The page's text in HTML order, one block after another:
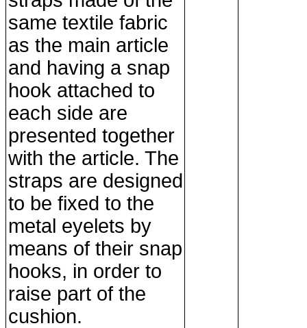
same textile fabric
as the main article
and having a snap
hook attached to
each side are
presented to­gether
with the article. The
straps are designed
to be fixed to the
metal eyelets by
means of their snap
hooks, in order to
raise part of the
cushion.